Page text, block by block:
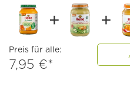
Preis für alle:
7,95 €*